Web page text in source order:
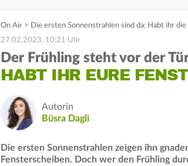
On Air > Die ersten Sonnenstrahlen sind da: Habt ihr
27.02.2023, 10:21 Uhr
Der Frühling steht vor der
HABT IHR EURE
Autorin
Büsra Dagli
Die ersten Sonnenstrahlen zeigen ihn
Fensterscheiben. Doch wer den Frühling